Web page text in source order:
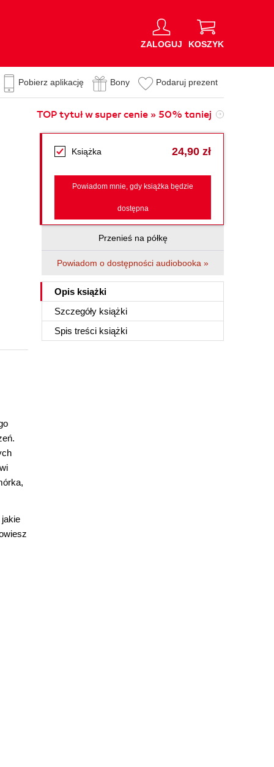
ZALOGUJ KOSZYK
Pobierz aplikację Bony Podaruj prezent
TOP tytuł w super cenie » 50% taniej
Książka 24,90 zł
Powiadom mnie, gdy książka będzie
dostępna
Przenieś na półkę
Powiadom o dostępności audiobooka »
Opis książki
Szczegóły książki
Spis treści książki